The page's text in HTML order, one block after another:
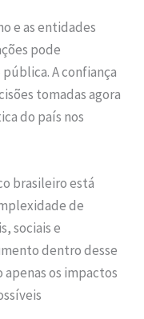
e as entidades
pode
A confiança
tomadas agora
do país nos
brasileiro está
de
sociais e
dentro desse
os impactos